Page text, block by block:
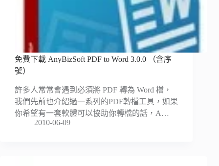
免費下載 AnyBizSoft PDF to Word 3.0.0 （含序
號）
許多人常常會遇到必須將 PDF 轉為 Word 檔，
我們先前也介紹過一系列的PDF轉檔工具，如果
你希望有一套軟體可以協助你轉檔的話，A…
2010-06-09